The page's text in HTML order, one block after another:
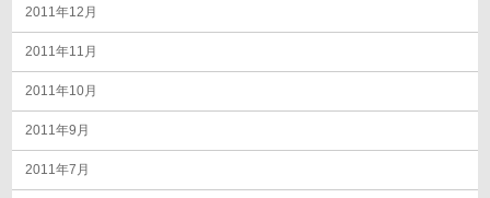
2011年12月
2011年11月
2011年10月
2011年9月
2011年7月